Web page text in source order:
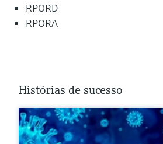
RPORD
RPORA
Histórias de sucesso